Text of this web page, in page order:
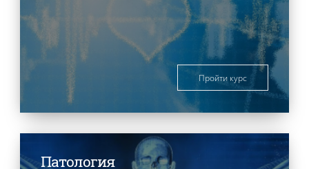
Пройти курс
Патология